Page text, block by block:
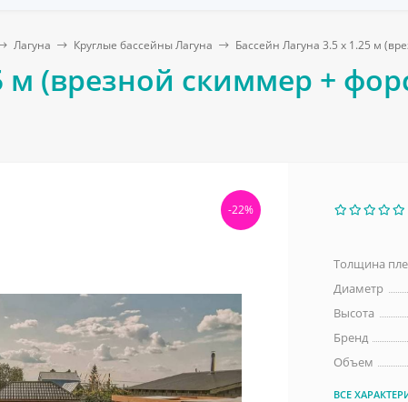
Лагуна Круглые бассейны Лагуна Бассейн Лагуна 3.5 х 1.25 м
м (врезной скиммер +
-22%
Толщина
Диаметр
Высота
Бренд
Объем
ВСЕ